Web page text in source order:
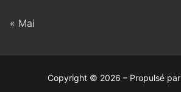
« Mai
Copyright © 2026 – Propulsé par